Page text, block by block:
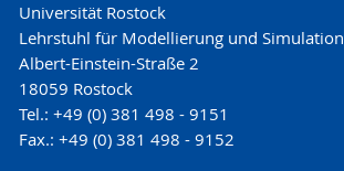
Universität Rostock
Lehrstuhl für Modellierung und Simulation
Albert-Einstein-Straße 2
18059 Rostock
Tel.: +49 (0) 381 498 - 9151
Fax.: +49 (0) 381 498 - 9152